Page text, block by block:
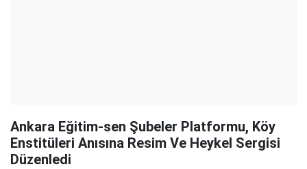
Ankara Eğitim-sen Şubeler Platformu, Köy
Enstitüleri Anısına Resim Ve Heykel Sergisi
Düzenledi